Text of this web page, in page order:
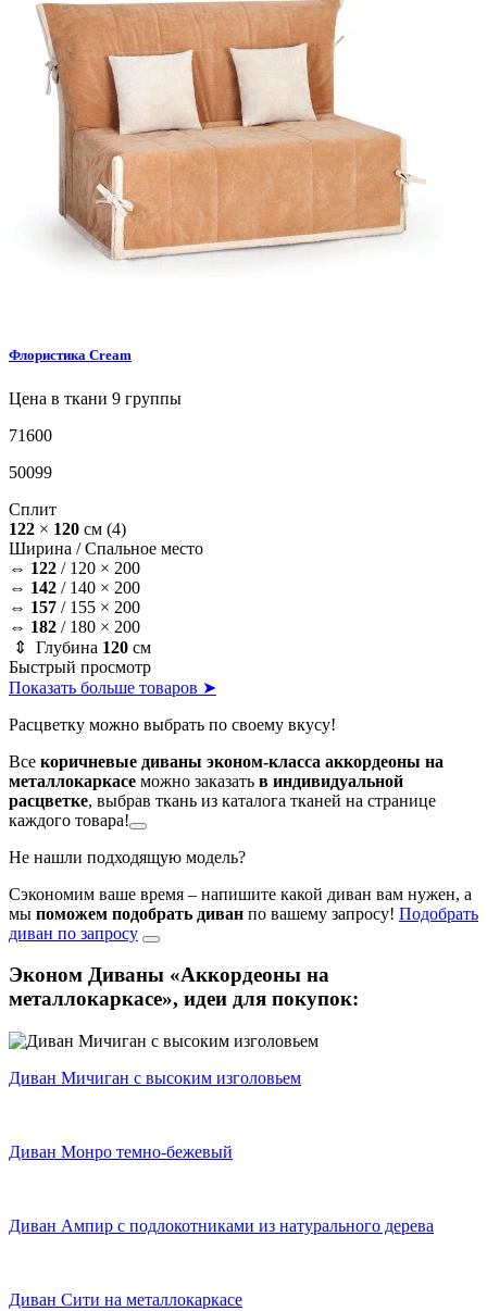
Флористика Cream
Цена в ткани 9 группы
71600
50099
Сплит
122 × 120 см (4)
Ширина /Спальное место
⇔ 122 / 120 × 200
⇔ 142 / 140 × 200
⇔ 157 / 155 × 200
⇔ 182 / 180 × 200
⇕ Глубина 120 см
Быстрый просмотр
Показать больше товаров ➤
Расцветку можно выбрать по своему вкусу!
Все коричневые диваны эконом-класса аккордеоны на
металлокаркасе можно заказать в индивидуальной
расцветке, выбрав ткань из каталога тканей на странице
каждого товара!
Не нашли подходящую модель?
Сэкономим ваше время – напишите какой диван вам нужен, а
мы поможем подобрать диван по вашему запросу! Подобрать
диван по запросу
Эконом Диваны «Аккордеоны на
металлокаркасе», идеи для покупок:
Диван Мичиган с высоким изголовьем
Диван Монро темно-бежевый
Диван Ампир с подлокотниками из натурального дерева
Диван Сити на металлокаркасе